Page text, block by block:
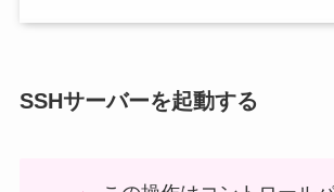
SSHサーバーを起動する